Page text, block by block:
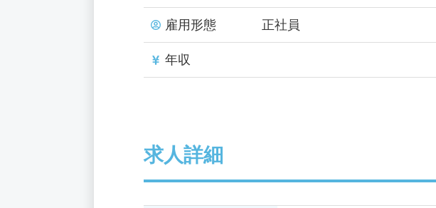
雇用形態 正社員
年収
求人詳細